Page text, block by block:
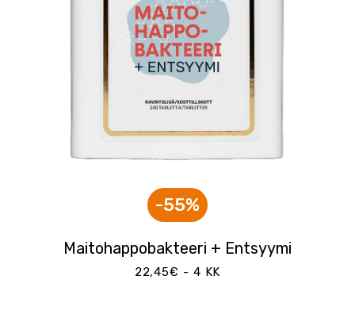
-55%
Maitohappobakteeri + Entsyymi
22,45€ - 4 KK